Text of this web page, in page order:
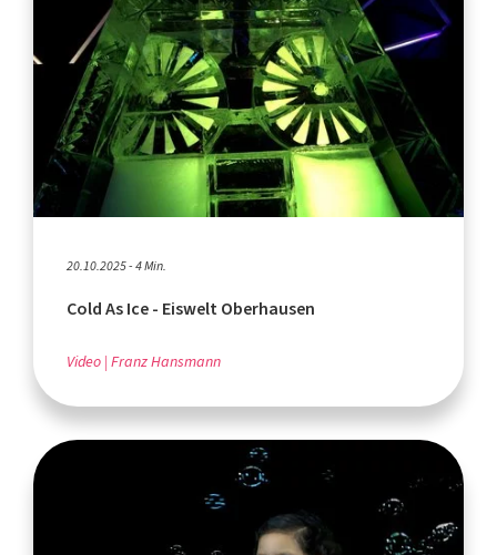
20.10.2025 - 4 Min.
Cold As Ice - Eiswelt Oberhausen
Video Franz Hansmann